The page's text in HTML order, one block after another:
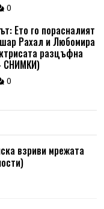
0
Ето го порасналият
Рахал и Любомира
разцъфна
СНИМКИ)
0
взриви мрежата